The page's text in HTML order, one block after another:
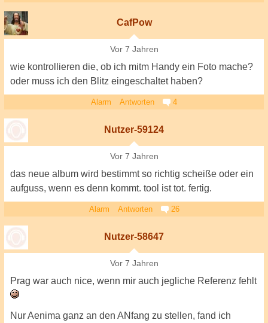
CafPow
Vor 7 Jahren
wie kontrollieren die, ob ich mitm Handy ein Foto mache?
oder muss ich den Blitz eingeschaltet haben?
Alarm Antworten 4
Nutzer-59124
Vor 7 Jahren
das neue album wird bestimmt so richtig scheiße oder ein
aufguss, wenn es denn kommt. tool ist tot. fertig.
Alarm Antworten 26
Nutzer-58647
Vor 7 Jahren
Prag war auch nice, wenn mir auch jegliche Referenz fehlt
Nur Aenima ganz an den ANfang zu stellen, fand ich